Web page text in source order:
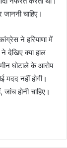
चाहिए।
ने हरियाणा में
देखिए क्या हाल
घोटाले के आरोप
मदद नहीं होगी।
होनी चाहिए।